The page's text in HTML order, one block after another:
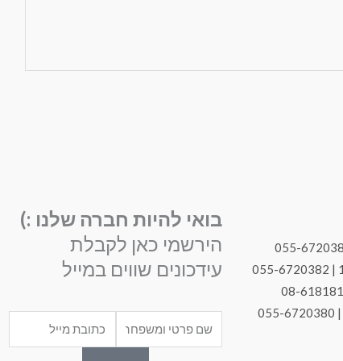
בואי להיות חברה שלנו :)
הירשמי כאן לקבלת
עידכונים שווים במייל